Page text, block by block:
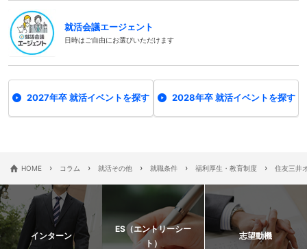
就活会議エージェント
日時はご自由にお選びいただけます
2027年卒 就活イベントを探す 2028年卒 就活イベントを探す
HOME › コラム › 就活その他 › 就職条件 › 福利厚生・教育制度 › 住友三井
インターン
ES（エントリーシー
ト）
志望動機